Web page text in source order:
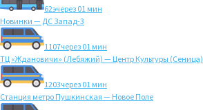
62эчерез 01 мин
Новинки — ДС Запад-3
1107через 01 мин
ТЦ «Ждановичи» (Лебяжий) — Центр Культуры (Сеница)
1203через 01 мин
Станция метро Пушкинская — Новое Поле